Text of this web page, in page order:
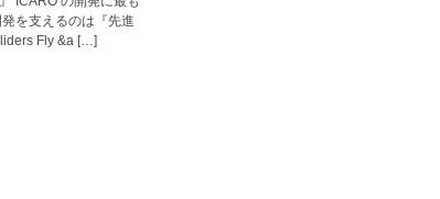
を支えるのは『先進
Fly &a […]